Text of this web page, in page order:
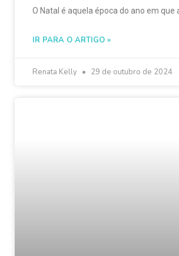
O Natal é aquela época do ano em que
IR PARA O ARTIGO »
Renata Kelly 29 de outubro de 2024